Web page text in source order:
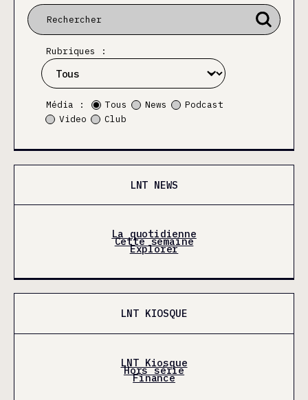
Rubriques :
Média : Tous News
Podcast
Video
Club
LNT NEWS
La quotidienne
Cette semaine
Explorer
LNT KIOSQUE
LNT Kiosque
Hors série
Finance